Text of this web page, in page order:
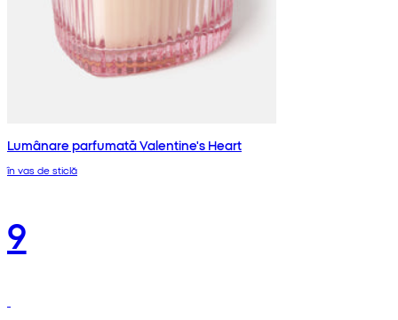
Lumânare parfumată Valentine's Heart
în vas de sticlă
9